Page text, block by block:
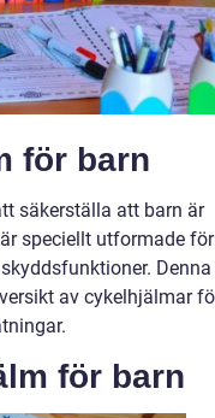
för barn
säkerställa att barn är
speciellt utformade
av cykelhjälmar
för barn